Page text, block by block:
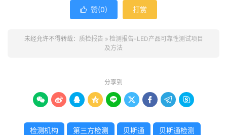
 赞(0) 打赏
未经允许不得转载： 质检报告 » 检测报告-LED产品可靠性测试项目
及方法
分享到
        
检测机构 第三方检测 贝斯通 贝斯通检测